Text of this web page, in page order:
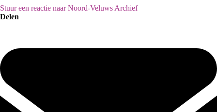
Stuur een reactie naar Noord-Veluws Archief
Delen